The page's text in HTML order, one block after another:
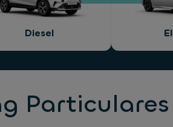
Diesel
Particulares